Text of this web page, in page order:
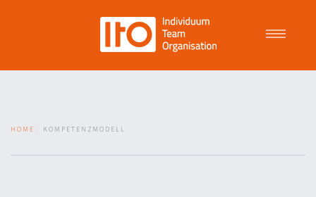
HOME KOMPETENZMODELL